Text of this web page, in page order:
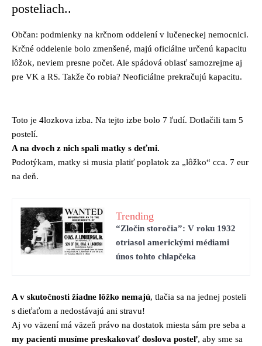
posteliach..
Občan: podmienky na krčnom oddelení v lučeneckej nemocnici.
Krčné oddelenie bolo zmenšené, majú oficiálne určenú kapacitu
lôžok, neviem presne počet. Ale spádová oblasť samozrejme aj
pre VK a RS. Takže čo robia? Neoficiálne prekračujú kapacitu.
Toto je 4lozkova izba. Na tejto izbe bolo 7 ľudí. Dotlačili tam 5
postelí.
A na dvoch z nich spali matky s deťmi.
Podotýkam, matky si musia platiť poplatok za „lôžko“ cca. 7 eur
na deň.
Trending
“Zločin storočia”: V roku 1932
otriasol americkými médiami
únos tohto chlapčeka
A v skutočnosti žiadne lôžko nemajú, tlačia sa na jednej posteli
s dieťaťom a nedostávajú ani stravu!
Aj vo väzení má väzeň právo na dostatok miesta sám pre seba a
my pacienti musíme preskakovať doslova posteľ, aby sme sa